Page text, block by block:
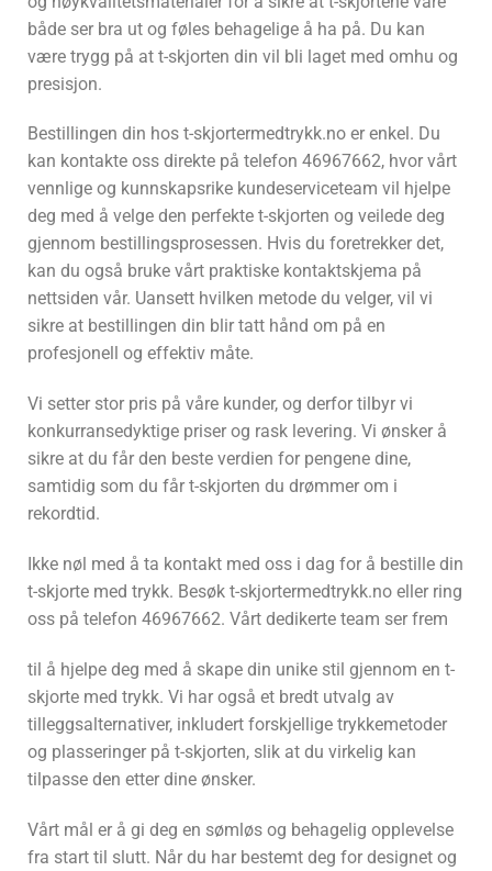
både ser bra ut og føles behagelige å ha på. Du kan
være trygg på at t-skjorten din vil bli laget med omhu og
presisjon.
Bestillingen din hos t-skjortermedtrykk.no er enkel. Du
kan kontakte oss direkte på telefon 46967662, hvor vårt
vennlige og kunnskapsrike kundeserviceteam vil hjelpe
deg med å velge den perfekte t-skjorten og veilede deg
gjennom bestillingsprosessen. Hvis du foretrekker det,
kan du også bruke vårt praktiske kontaktskjema på
nettsiden vår. Uansett hvilken metode du velger, vil vi
sikre at bestillingen din blir tatt hånd om på en
profesjonell og effektiv måte.
Vi setter stor pris på våre kunder, og derfor tilbyr vi
konkurransedyktige priser og rask levering. Vi ønsker å
sikre at du får den beste verdien for pengene dine,
samtidig som du får t-skjorten du drømmer om i
rekordtid.
Ikke nøl med å ta kontakt med oss i dag for å bestille din
t-skjorte med trykk. Besøk t-skjortermedtrykk.no eller ring
oss på telefon 46967662. Vårt dedikerte team ser frem
til å hjelpe deg med å skape din unike stil gjennom en t-
skjorte med trykk. Vi har også et bredt utvalg av
tilleggsalternativer, inkludert forskjellige trykkemetoder
og plasseringer på t-skjorten, slik at du virkelig kan
tilpasse den etter dine ønsker.
Vårt mål er å gi deg en sømløs og behagelig opplevelse
fra start til slutt. Når du har bestemt deg for designet og